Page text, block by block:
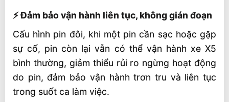
⚡ Đảm bảo vận hành liên tục, không gián đoạn
Cấu hình pin đôi, khi một pin cần sạc hoặc gặp
sự cố, pin còn lại vẫn có thể vận hành xe X5
bình thường, giảm thiểu rủi ro ngừng hoạt động
do pin, đảm bảo vận hành trơn tru và liên tục
trong suốt ca làm việc.